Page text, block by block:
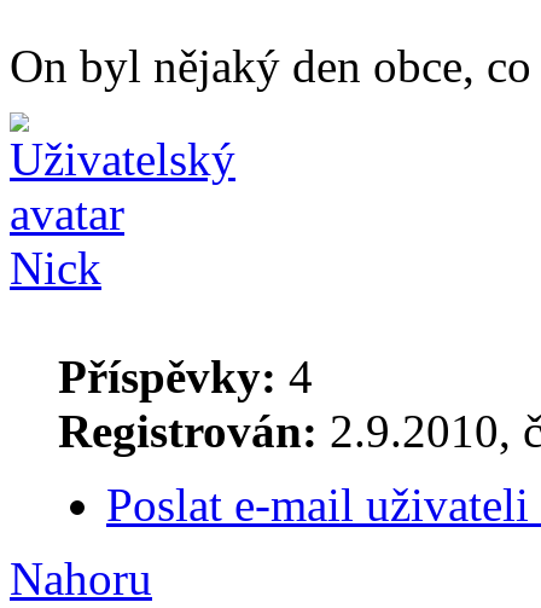
On byl nějaký den obce,
Nick
Příspěvky: 4
Registrován: 2.9.2010,
Poslat e-mail
Nahoru